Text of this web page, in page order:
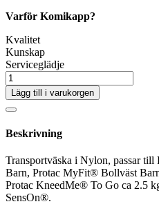
Varför Komikapp?
Kvalitet
Kunskap
Serviceglädje
Lägg till i varukorgen
Beskrivning
Transportväska i Nylon, passar
Barn, Protac MyFit® Bollväst
Protac KneedMe® To Go ca 2.5
SensOn®.